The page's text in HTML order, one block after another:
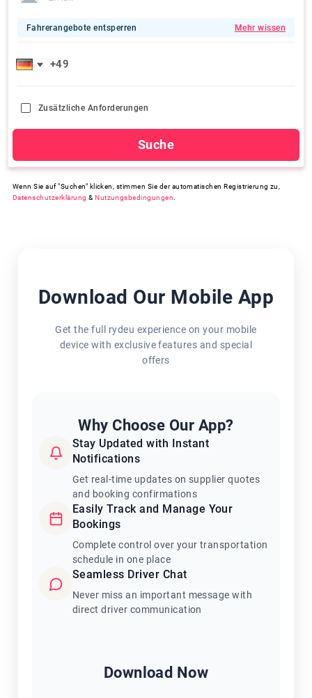
Fahrerangebote entsperren Mehr wissen
Zusätzliche Anforderungen
Suche
Wenn Sie auf "Suchen" klicken, stimmen Sie der automatischen Registrierung zu,
Datenschutzerklärung &Nutzungsbedingungen
Download Our Mobile App
Get the full rydeu experience on your mobile
device with exclusive features and special
offers
Why Choose Our App?
Stay Updated with Instant
Notifications
Get real-time updates on supplier quotes
and booking confirmations
Easily Track and Manage Your
Bookings
Complete control over your transportation
schedule in one place
Seamless Driver Chat
Never miss an important message with
direct driver communication
Download Now